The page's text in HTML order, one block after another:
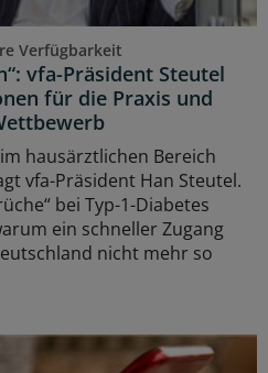
Verfügbarkeit
vfa-Präsident Steutel
für die Praxis und
hausärztlichen Bereich
vfa-Präsident Han Steutel.
bei Typ-1-Diabetes
ein schneller Zugang
nicht mehr so